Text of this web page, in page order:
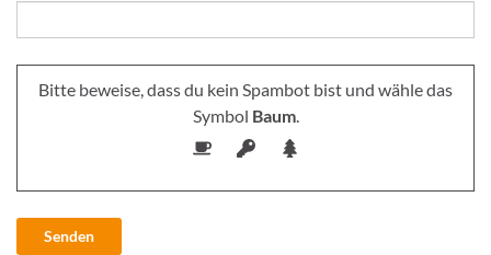
Bitte beweise, dass du kein Spambot bist und wähle das
Symbol Baum.